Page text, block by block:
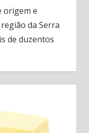
origem e
da Serra
de duzentos